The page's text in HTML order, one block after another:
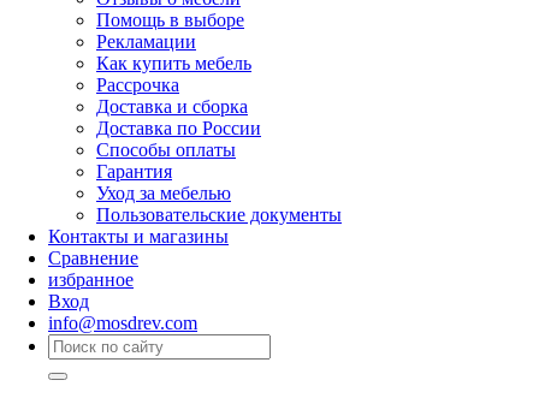
Помощь в выборе
Рекламации
Как купить мебель
Рассрочка
Доставка и сборка
Доставка по России
Способы оплаты
Гарантия
Уход за мебелью
Пользовательские документы
Контакты и магазины
Сравнение
избранное
Вход
info@mosdrev.com